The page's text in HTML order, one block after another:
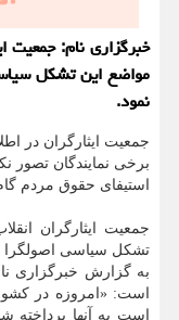
خبرگزاری نام: جمعیت
مواضع این تشكل
نمود.
جمعیت ایثارگران در
برخی نمایندگان تصور
استیفای حقوق مردم
جمعیت ایثارگران
تشکل سیاسی اصولگرا
به گزارش خبرگزاری
است: «امروزه در
است به آنها پرداخته